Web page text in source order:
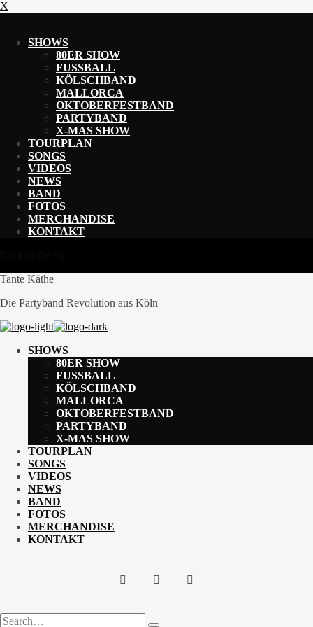
X
SHOWS
80ER SHOW
FUSSBALL
KÖLSCHBAND
MALLORCA
OKTOBERFESTBAND
PARTYBAND
X-MAS SHOW
TOURPLAN
SONGS
VIDEOS
NEWS
BAND
FOTOS
MERCHANDISE
KONTAKT
Tante Käthe
Die Partyband Revolution aus Köln
SHOWS
80ER SHOW
FUSSBALL
KÖLSCHBAND
MALLORCA
OKTOBERFESTBAND
PARTYBAND
X-MAS SHOW
TOURPLAN
SONGS
VIDEOS
NEWS
BAND
FOTOS
MERCHANDISE
KONTAKT
Search